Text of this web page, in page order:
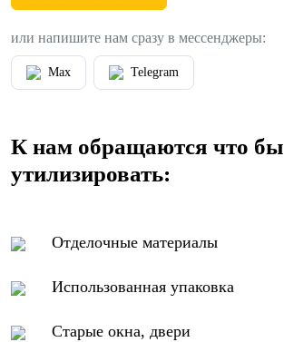
или напишите нам сразу в мессенджеры:
Max Telegram
К нам обращаются что бы
утилизировать:
Отделочные материалы
Использованная упаковка
Старые окна, двери